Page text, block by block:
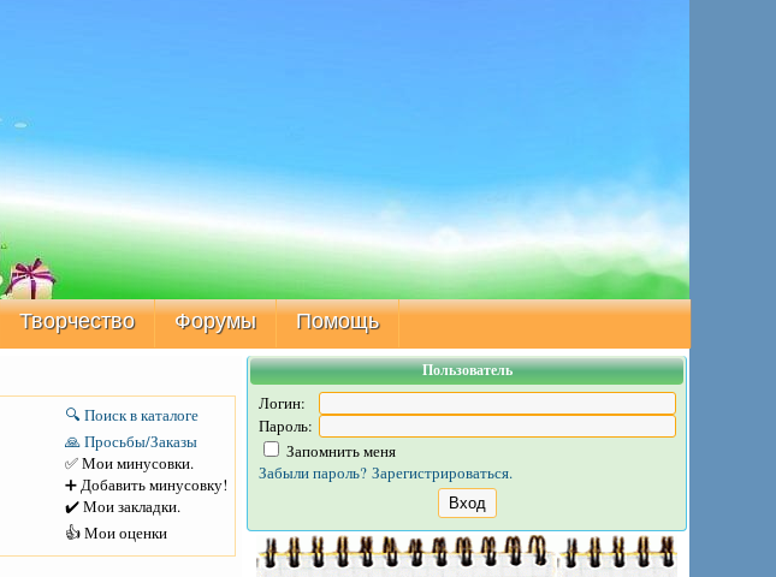
Творчество Форумы Помощь
🔍 Поиск в каталоге
🙏 Просьбы/Заказы
✅ Мои минусовки.
➕ Добавить минусовку!
✔️ Мои закладки.
👍 Мои оценки
Пользователь
Логин:
Пароль:
Запомнить меня
Забыли пароль? Зарегистрироваться.